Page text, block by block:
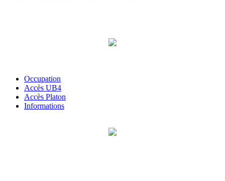
Occupation
Accès UB4
Accès Platon
Informations